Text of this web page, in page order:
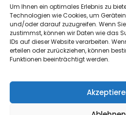
Um Ihnen ein optimales Erlebnis zu
Technologien wie Cookies, um
und/oder darauf zuzugreifen. Wenn
zustimmst, können wir Daten wie das
IDs auf dieser Website verarbeiten.
erteilen oder zurückziehen, können
Funktionen beeinträchtigt werden.
Telefon
04327 277
Mail